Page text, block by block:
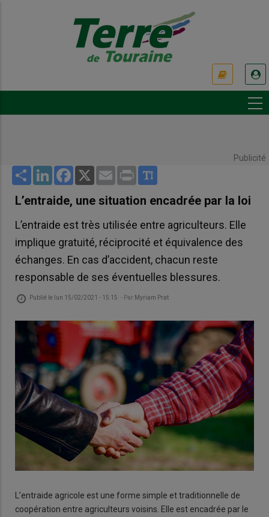
Publicité
Share LinkedInFacebook
X Email Print
L’entraide, une situation encadrée par la loi
L’entraide est très utilisée entre agriculteurs. Elle
implique gratuité, réciprocité et équivalence des
échanges. En cas d’accident, chacun reste
responsable de ses éventuelles blessures.
Publié le lun 15/02/2021 - 15:15 - Par Myriam Prat
L’entraide agricole est une forme simple et traditionnelle de
coopération entre agriculteurs voisins. Elle est encadrée par le